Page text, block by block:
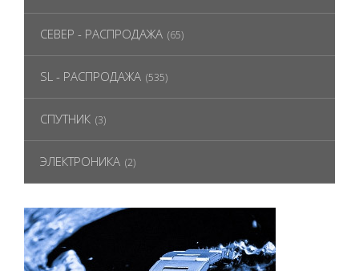
СЕВЕР - РАСПРОДАЖА (65)
SL - РАСПРОДАЖА (535)
СПУТНИК (3)
ЭЛЕКТРОНИКА (2)